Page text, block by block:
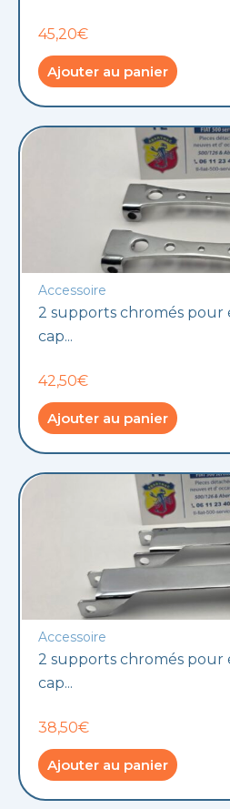
45,20€
Ajouter au panier
Accessoire
2 supports chromés pour
cap...
42,50€
Ajouter au panier
Accessoire
2 supports chromés pour
cap...
38,50€
Ajouter au panier